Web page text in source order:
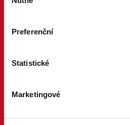
souhlasu
Preferenční
Statistické
Marketingové